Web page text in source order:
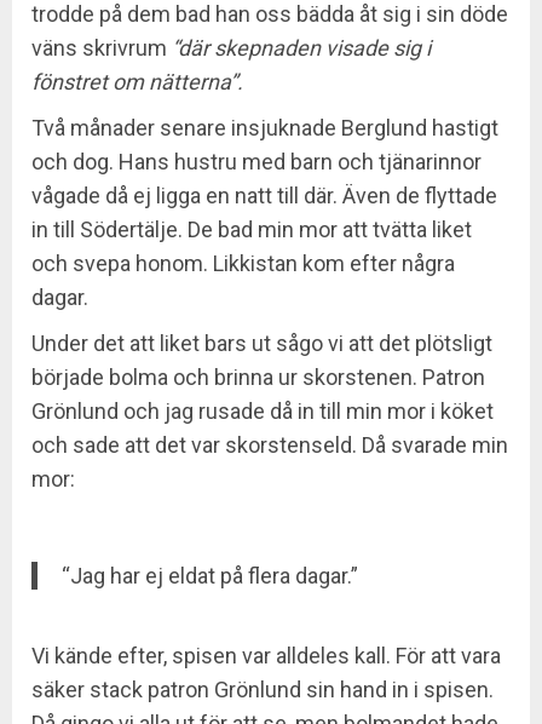
trodde på dem bad han oss bädda åt sig i sin döde
väns skrivrum “där skepnaden visade sig i
fönstret om nätterna”.
Två månader senare insjuknade Berglund hastigt
och dog. Hans hustru med barn och tjänarinnor
vågade då ej ligga en natt till där. Även de flyttade
in till Södertälje. De bad min mor att tvätta liket
och svepa honom. Likkistan kom efter några
dagar.
Under det att liket bars ut sågo vi att det plötsligt
började bolma och brinna ur skorstenen. Patron
Grönlund och jag rusade då in till min mor i köket
och sade att det var skorstenseld. Då svarade min
mor:
“Jag har ej eldat på flera dagar.”
Vi kände efter, spisen var alldeles kall. För att vara
säker stack patron Grönlund sin hand in i spisen.